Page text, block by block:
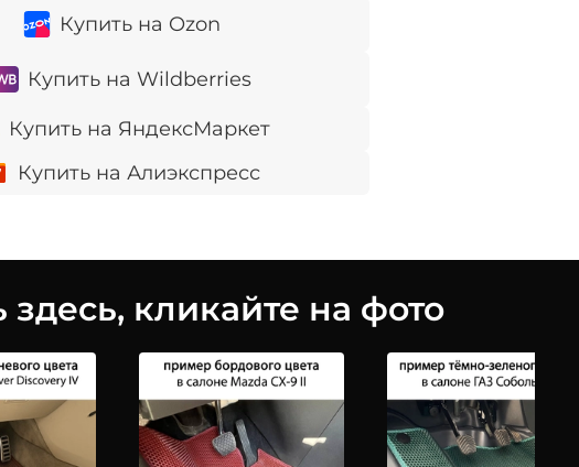
Купить на Ozon
Купить на Wildberries
Купить на ЯндексМаркет
Купить на Алиэкспресс
кликайте на фото